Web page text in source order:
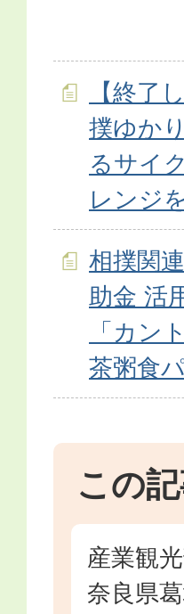
【終了
撲ゆか
るサイ
レンジ
相撲関
助金 活
「カン
茶粥食パ
この
産業観
奈良県